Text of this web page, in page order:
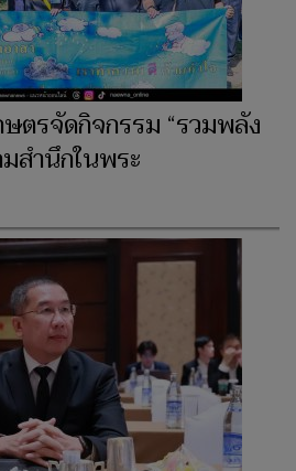
ษตรจัดกิจกรรม “รวมพลัง
สำนึกในพระ